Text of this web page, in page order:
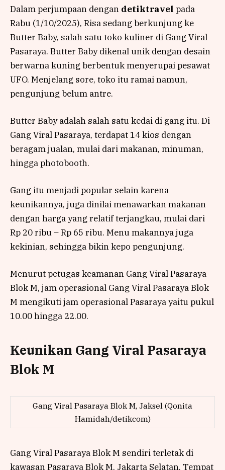
Dalam perjumpaan dengan detiktravel pada
Rabu (1/10/2025), Risa sedang berkunjung ke
Butter Baby, salah satu toko kuliner di Gang Viral
Pasaraya. Butter Baby dikenal unik dengan desain
berwarna kuning berbentuk menyerupai pesawat
UFO. Menjelang sore, toko itu ramai namun,
pengunjung belum antre.
Butter Baby adalah salah satu kedai di gang itu. Di
Gang Viral Pasaraya, terdapat 14 kios dengan
beragam jualan, mulai dari makanan, minuman,
hingga photobooth.
Gang itu menjadi popular selain karena
keunikannya, juga dinilai menawarkan makanan
dengan harga yang relatif terjangkau, mulai dari
Rp 20 ribu – Rp 65 ribu. Menu makannya juga
kekinian, sehingga bikin kepo pengunjung.
Menurut petugas keamanan Gang Viral Pasaraya
Blok M, jam operasional Gang Viral Pasaraya Blok
M mengikuti jam operasional Pasaraya yaitu pukul
10.00 hingga 22.00.
Keunikan Gang Viral Pasaraya
Blok M
Gang Viral Pasaraya Blok M, Jaksel (Qonita
Hamidah/detikcom)
Gang Viral Pasaraya Blok M sendiri terletak di
kawasan Pasaraya Blok M, Jakarta Selatan. Tempat